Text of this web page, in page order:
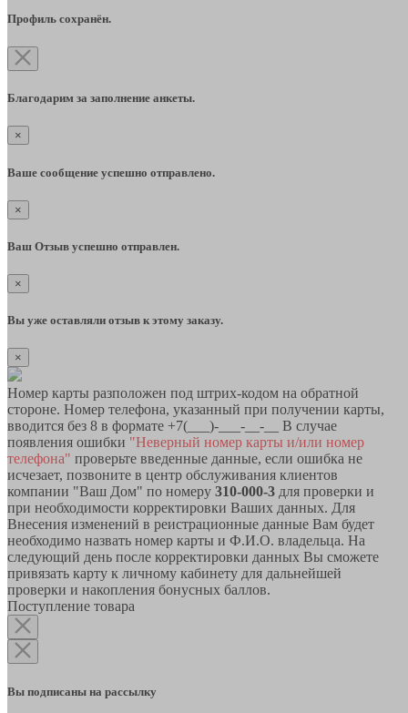
Профиль сохранён.
Благодарим за заполнение анкеты.
×
Ваше сообщение успешно отправлено.
×
Ваш Отзыв успешно отправлен.
×
Вы уже оставляли отзыв к этому заказу.
×
Номер карты разположен под штрих-кодом на обратной
стороне. Номер телефона, указанный при получении карты,
вводится без 8 в формате +7(___)-___-__-__ В случае
появления ошибки "Неверный номер карты и/или номер
телефона" проверьте введенные данные, если ошибка не
исчезает, позвоните в центр обслуживания клиентов
компании "Ваш Дом" по номеру 310-000-3 для проверки и
при необходимости корректировки Ваших данных. Для
Внесения изменений в реистрационные данные Вам будет
необходимо назвать номер карты и Ф.И.О. владельца. На
следующий день после корректировки данных Вы сможете
привязать карту к личному кабинету для дальнейшей
проверки и накопления бонусных баллов.
Поступление товара
Вы подписаны на рассылку